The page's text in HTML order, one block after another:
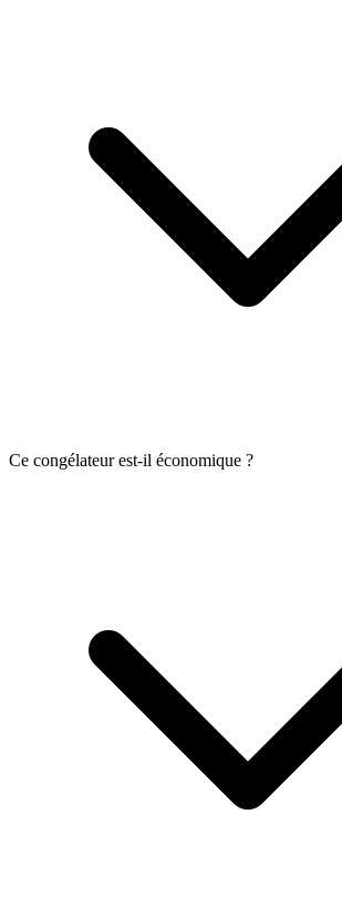
Ce congélateur est-il économique ?